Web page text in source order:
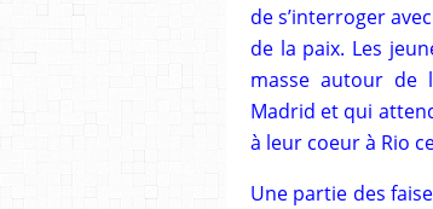
de s’interroger
de la paix. Les
masse autour de
Madrid et qui
à leur coeur à Rio
Une partie des